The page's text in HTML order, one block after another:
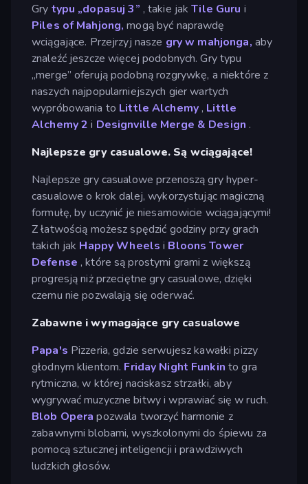
Gry typu „dopasuj 3” , takie jakTile Guru i
Piles of Mahjong, mogą być naprawdę
wciągające. Przejrzyj nasze gry w mahjonga, aby
znaleźć jeszcze więcej podobnych. Gry typu
„merge” oferują podobną rozgrywkę, a niektóre z
naszych najpopularniejszych gier wartych
wypróbowania to Little Alchemy, Little
Alchemy 2 i Designville Merge & Design .
Najlepsze gry casualowe. Są wciągające!
Najlepsze gry casualowe przenoszą gry hyper-
casualowe o krok dalej, wykorzystując magiczną
formułę, by uczynić je niesamowicie wciągającymi!
Z łatwością możesz spędzić godziny przy grach
takich jak Happy Wheels i Bloons Tower
Defense , które są prostymi grami z większą
progresją niż przeciętne gry casualowe, dzięki
czemu nie pozwalają się oderwać.
Zabawne i wymagające gry casualowe
Papa's Pizzeria, gdzie serwujesz kawałki pizzy
głodnym klientom. Friday Night Funkin to gra
rytmiczna, w której naciskasz strzałki, aby
wygrywać muzyczne bitwy i wprawiać się w ruch.
Blob Opera pozwala tworzyć harmonie z
zabawnymi blobami, wyszkolonymi do śpiewu za
pomocą sztucznej inteligencji i prawdziwych
ludzkich głosów.